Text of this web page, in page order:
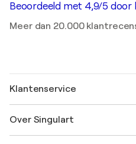
Beoordeeld met 4,9/5 door
Meer dan 20.000
Klantenservice
Verzenden
Over Singulart